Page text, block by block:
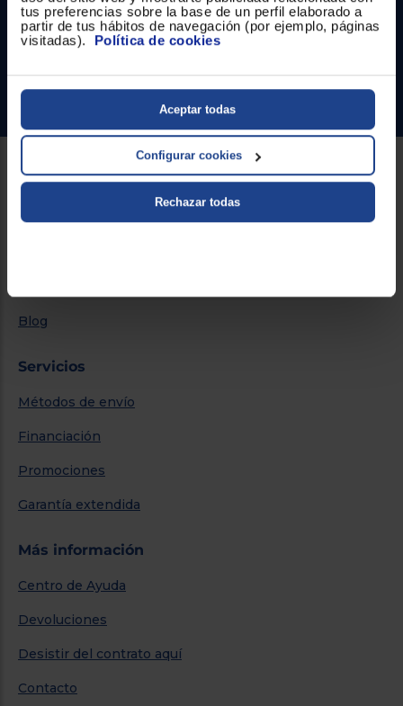
tus preferencias sobre la base de un perfil elaborado a
partir de tus hábitos de navegación (por ejemplo, páginas
visitadas). Política de cookies
Aceptar todas
Configurar cookies
Rechazar todas
Formulario de contacto
Ir al centro de ayuda
Sobre Euronics
Quiénes somos
Blog
Servicios
Métodos de envío
Financiación
Promociones
Garantía extendida
Más información
Centro de Ayuda
Devoluciones
Desistir del contrato aquí
Contacto